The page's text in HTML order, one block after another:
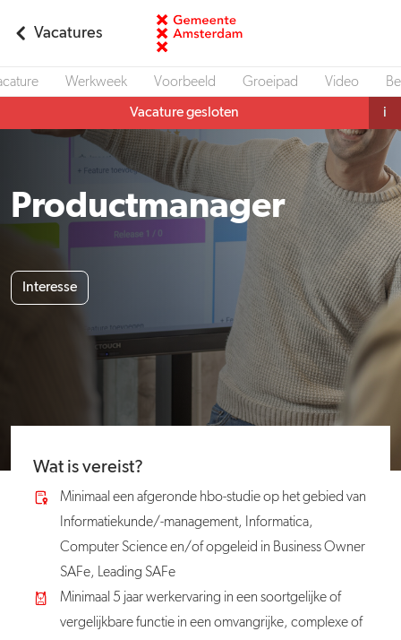
Vacatures
Werkweek Voorbeeld Groeipad Video
Vacature gesloten i
Productmanager
Interesse
Wat is vereist?
Minimaal een afgeronde hbo-studie op het gebied van
Informatiekunde/-management, Informatica,
Computer Science en/of opgeleid in Business Owner
SAFe, Leading SAFe
Minimaal 5 jaar werkervaring in een soortgelijke of
vergelijkbare functie in een omvangrijke, complexe of